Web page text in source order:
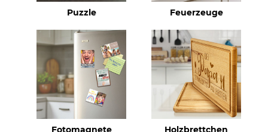
Puzzle Feuerzeuge
Fotomagnete Holzbrettchen